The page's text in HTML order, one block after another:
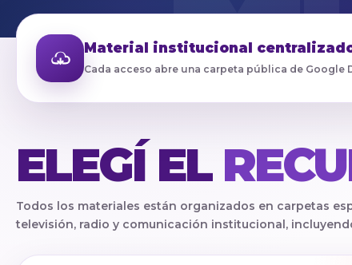
Material institucional
Cada acceso abre una carpeta pública de Google
ELEGÍ EL
Todos los materiales están organizados en carpetas
televisión, radio y comunicación institucional,